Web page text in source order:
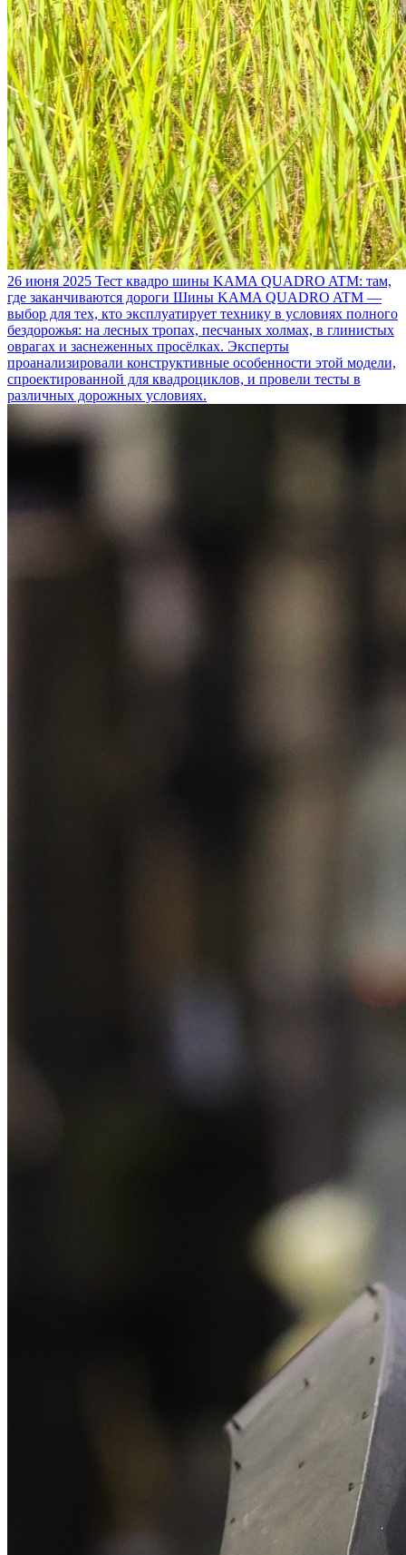
26 июня 2025 Тест квадро шины KAMA QUADRO ATM: там,
где заканчиваются дороги Шины KAMA QUADRO ATM —
выбор для тех, кто эксплуатирует технику в условиях полного
бездорожья: на лесных тропах, песчаных холмах, в глинистых
оврагах и заснеженных просёлках. Эксперты
проанализировали конструктивные особенности этой модели,
спроектированной для квадроциклов, и провели тесты в
различных дорожных условиях.